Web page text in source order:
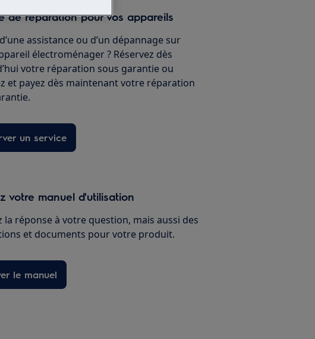
de réparation pour vos appareils
assistance ou d’un dépannage sur
électroménager ? Réservez dès
votre réparation sous garantie ou
et payez dès maintenant votre réparation
un service
votre manuel d'utilisation
la réponse à votre question, mais aussi des
et documents pour votre produit.
le manuel